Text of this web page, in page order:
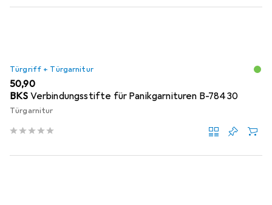
Türgriff + Türgarnitur
EUR
50,90
BKS Verbindungsstifte für Panikgarnituren B-78430
Türgarnitur